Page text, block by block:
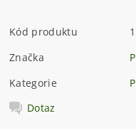
Kód produktu
Značka
Kategorie
Dotaz